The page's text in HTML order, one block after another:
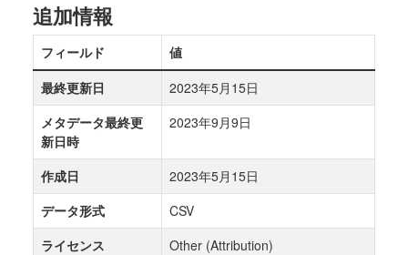
追加情報
フィールド
値
最終更新日
2023年5月15日
メタデータ最終更
新日時
2023年9月9日
作成日
2023年5月15日
データ形式
CSV
ライセンス
Other (Attribution)